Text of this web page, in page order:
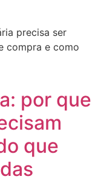
precisa ser
compra e como
por que
que